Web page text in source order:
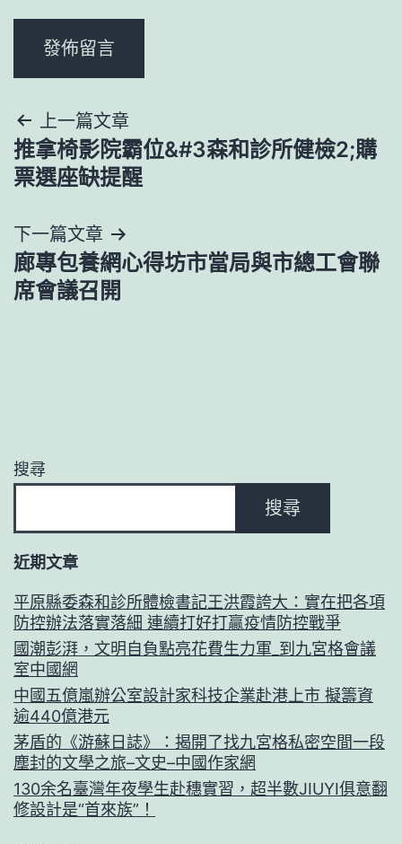
文
章
覽
上一篇文章
推拿椅影院霸位&#3森和診所健檢2;購
票選座缺提醒
下一篇文章
廊專包養網心得坊市當局與市總工會聯
席會議召開
搜尋
搜尋
近期文章
平原縣委森和診所體檢書記王洪霞誇大：實在把各項
防控辦法落實落細 連續打好打贏疫情防控戰爭
國潮彭湃，文明自負點亮花費生力軍_到九宮格會議
室中國網
中國五億嵐辦公室設計家科技企業赴港上市 擬籌資
逾440億港元
茅盾的《游蘇日誌》：揭開了找九宮格私密空間一段
塵封的文學之旅–文史–中國作家網
130余名臺灣年夜學生赴穗實習，超半數JIUYI俱意翻
修設計是“首來族”！